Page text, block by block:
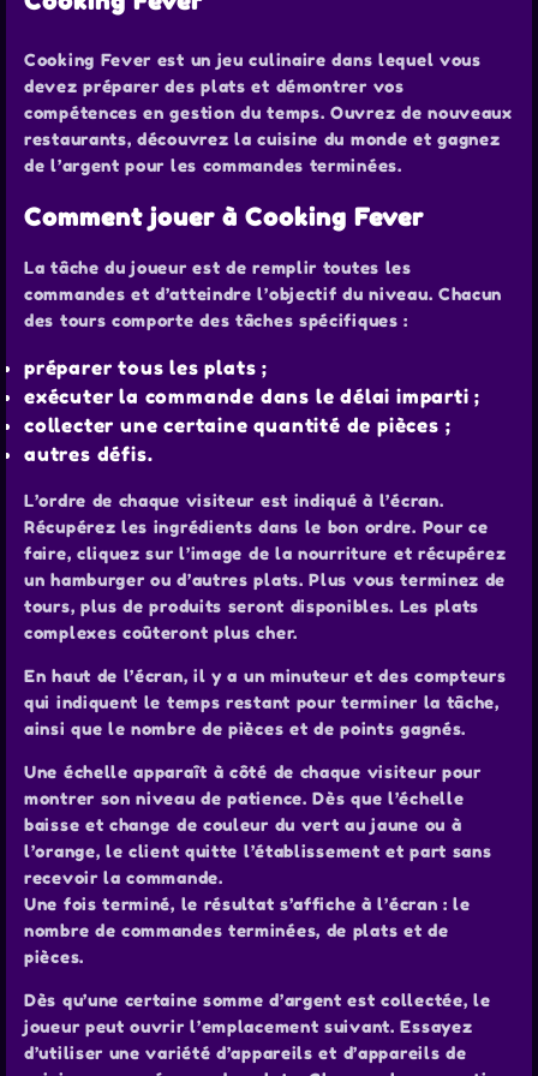
Cooking Fever est un jeu culinaire dans lequel vous
devez préparer des plats et démontrer vos
compétences en gestion du temps. Ouvrez de nouveaux
restaurants, découvrez la cuisine du monde et gagnez
de l’argent pour les commandes terminées.
Comment jouer à Cooking Fever
La tâche du joueur est de remplir toutes les
commandes et d’atteindre l’objectif du niveau. Chacun
des tours comporte des tâches spécifiques :
préparer tous les plats ;
exécuter la commande dans le délai imparti ;
collecter une certaine quantité de pièces ;
autres défis.
L’ordre de chaque visiteur est indiqué à l’écran.
Récupérez les ingrédients dans le bon ordre. Pour ce
faire, cliquez sur l’image de la nourriture et récupérez
un hamburger ou d’autres plats. Plus vous terminez de
tours, plus de produits seront disponibles. Les plats
complexes coûteront plus cher.
En haut de l’écran, il y a un minuteur et des compteurs
qui indiquent le temps restant pour terminer la tâche,
ainsi que le nombre de pièces et de points gagnés.
Une échelle apparaît à côté de chaque visiteur pour
montrer son niveau de patience. Dès que l’échelle
baisse et change de couleur du vert au jaune ou à
l’orange, le client quitte l’établissement et part sans
recevoir la commande.
Une fois terminé, le résultat s’affiche à l’écran : le
nombre de commandes terminées, de plats et de
pièces.
Dès qu’une certaine somme d’argent est collectée, le
joueur peut ouvrir l’emplacement suivant. Essayez
d’utiliser une variété d’appareils et d’appareils de